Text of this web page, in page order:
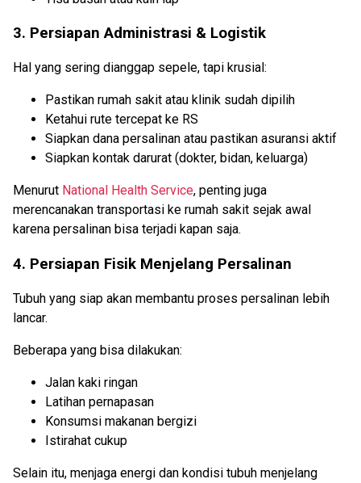
3. Persiapan Administrasi & Logistik
Hal yang sering dianggap sepele, tapi krusial:
Pastikan rumah sakit atau klinik sudah dipilih
Ketahui rute tercepat ke RS
Siapkan dana persalinan atau pastikan asuransi aktif
Siapkan kontak darurat (dokter, bidan, keluarga)
Menurut National Health Service, penting juga
merencanakan transportasi ke rumah sakit sejak awal
karena persalinan bisa terjadi kapan saja.
4. Persiapan Fisik Menjelang Persalinan
Tubuh yang siap akan membantu proses persalinan lebih
lancar.
Beberapa yang bisa dilakukan:
Jalan kaki ringan
Latihan pernapasan
Konsumsi makanan bergizi
Istirahat cukup
Selain itu, menjaga energi dan kondisi tubuh menjelang